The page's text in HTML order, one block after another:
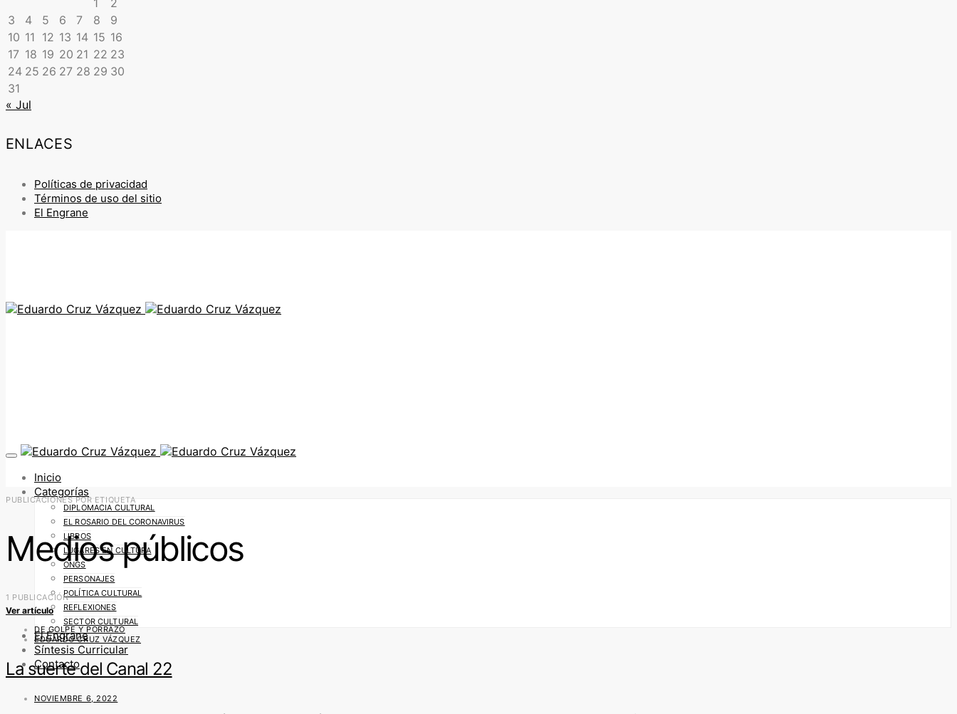
1
2
3
4 5 6 7 8
9
10 11 12 13 14 15 16
17 18 19 20 21 22 23
24 25 26 27 28 29 30
31
« Jul
ENLACES
Políticas de privacidad
Términos de uso del sitio
El Engrane
Inicio
Categorías
DIPLOMACIA CULTURAL
EL ROSARIO DEL CORONAVIRUS
LIBROS
LUGARES EN CULTURA
ONGS
PERSONAJES
POLÍTICA CULTURAL
REFLEXIONES
SECTOR CULTURAL
El Engrane
Síntesis Curricular
Contacto
PUBLICACIONES POR ETIQUETA
Medios públicos
1 PUBLICACIÓN
Ver artículo
DE GOLPE Y PORRAZO
EDUARDO CRUZ VÁZQUEZ
La suerte del Canal 22
NOVIEMBRE 6, 2022